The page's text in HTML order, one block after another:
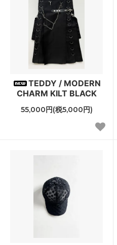
TEDDY / MODERN
CHARM KILT BLACK
55,000円(税5,000円)